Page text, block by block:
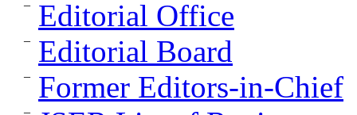
Editorial Office
Editorial Board
Former Editors-in-Chief